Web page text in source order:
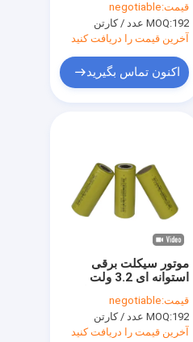
برای خودروهای الکتریکی
قیمت:negotiable
MOQ:192 عدد / کارتن
آخرین قیمت را دریافت کنید
اکنون تماس بگیرید
موتور سیکلت برقی
استوانه ای 3.2 ولت
قابل شارژ سیکل طولانی
عمر
قیمت:negotiable
MOQ:192 عدد / کارتن
آخرین قیمت را دریافت کنید